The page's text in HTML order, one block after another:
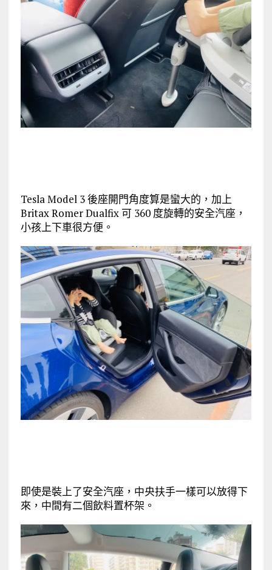
Tesla Model 3 後座開門角度算是蠻大的，加上
Britax Romer Dualfix 可 360 度旋轉的安全汽座，
小孩上下車很方便。
即使是裝上了安全汽座，中央扶手一樣可以放得下
來，中間有二個飲料置杯架。